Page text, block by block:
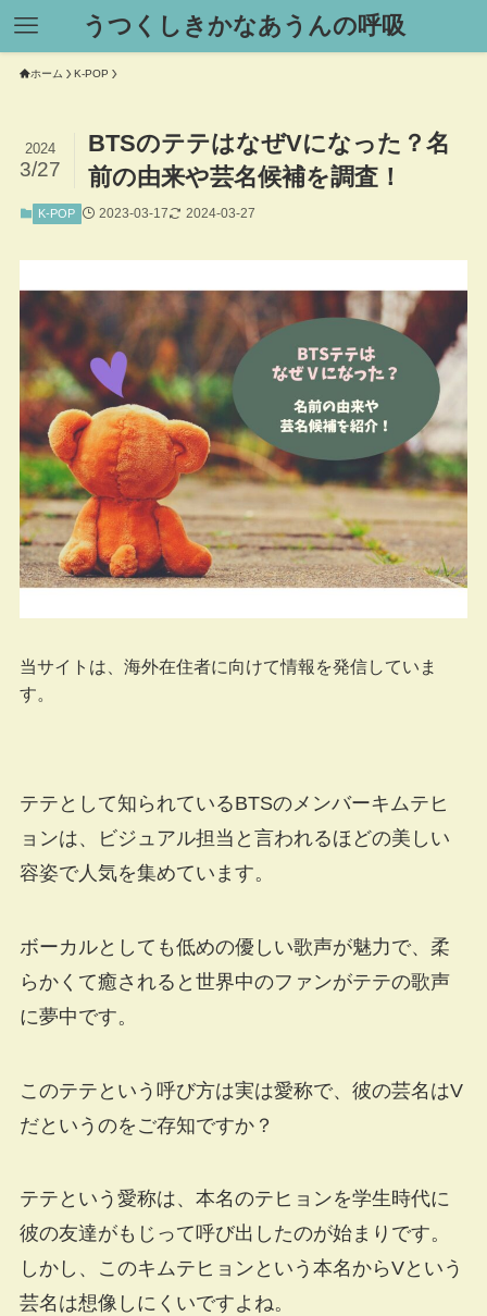
うつくしきかなあうんの呼吸
ホーム K-POP
BTSのテテはなぜVになった？名
前の由来や芸名候補を調査！
2024
3/27
K-POP 2023-03-17 2024-03-27
当サイトは、海外在住者に向けて情報を発信していま
す。
テテとして知られているBTSのメンバーキムテヒ
ョンは、ビジュアル担当と言われるほどの美しい
容姿で人気を集めています。
ボーカルとしても低めの優しい歌声が魅力で、柔
らかくて癒されると世界中のファンがテテの歌声
に夢中です。
このテテという呼び方は実は愛称で、彼の芸名はV
だというのをご存知ですか？
テテという愛称は、本名のテヒョンを学生時代に
彼の友達がもじって呼び出したのが始まりです。
しかし、このキムテヒョンという本名からVという
芸名は想像しにくいですよね。